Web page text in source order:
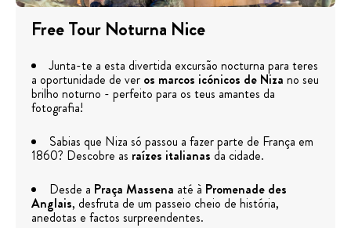
Free Tour Noturna Nice
Junta-te a esta divertida excursão nocturna para teres
a oportunidade de ver os marcos icónicos de Niza no seu
brilho noturno - perfeito para os teus amantes da
fotografia!
Sabias que Niza só passou a fazer parte de França em
1860? Descobre as raízes italianas da cidade.
Desde a Praça Massena até à Promenade des
Anglais, desfruta de um passeio cheio de história,
anedotas e factos surpreendentes.